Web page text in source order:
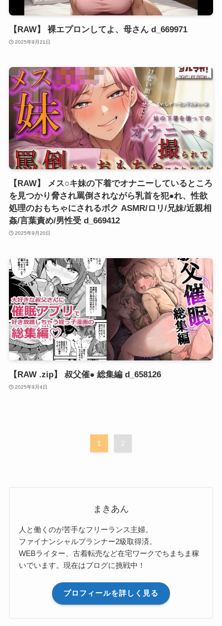
【RAW】 裸エプロンしてよ、母さん d_669971
2025年9月21日
【RAW】 メス○キ妹の下着でオナニーしているところ
を見つかり脅され罵倒されながら乳首を犯●れ、性欲
処理のおもちゃにされるボク ASMR/ロリ/兄妹/近親相
姦/言葉責め/男性受 d_669412
2025年9月20日
【RAW .zip】 叔父催● 総集編 d_658126
2025年9月4日
1 2
まきあん
人と働くのが苦手なフリーランス主婦。
ファイナンシャルプランナー2級取得済。
WEBライター、古着転売など在宅ワークでちまちま稼
いでいます。現在はブログに挑戦中！
プロフィールを詳しく見る